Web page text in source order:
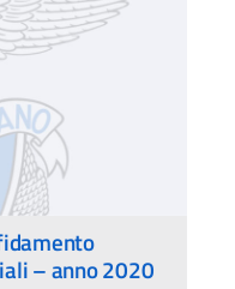
– anno 2020